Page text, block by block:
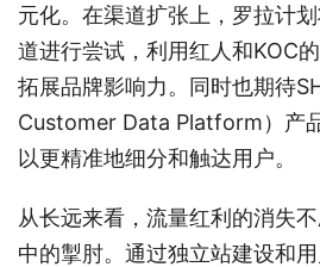
元化。在渠道扩张上，罗拉计
道进行尝试，利用红人和KOC
拓展品牌影响力。同时也期待
Customer Data Platform）产
以更精准地细分和触达用户。
从长远来看，流量红利的消失
中的掣肘。通过独立站建设和